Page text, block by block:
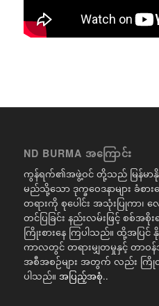
ND BURMA အကြောင်း
ကွန်ရက်၏အဖွဲ့ဝင် တို့သည် မြန်မာနို
မည်သို့သော ဒုက္ခဝေဒနာများ ခံစာ
တရားကို စုပေါင်း အသုံးပြုကာ
တင်ပြခြင်း နည်းလမ်းဖြင့် စစ်အစို
ကြိုးစားနေ ကြပါသည်။ ထို့အပြင်
ကာလတွင် တရားမျှတမှုနှင့် တာဝ
အစီအစဉ်များ အတွက် လည်း ကြိုတ
ပါသည်။ အပြည့်အစုံ..